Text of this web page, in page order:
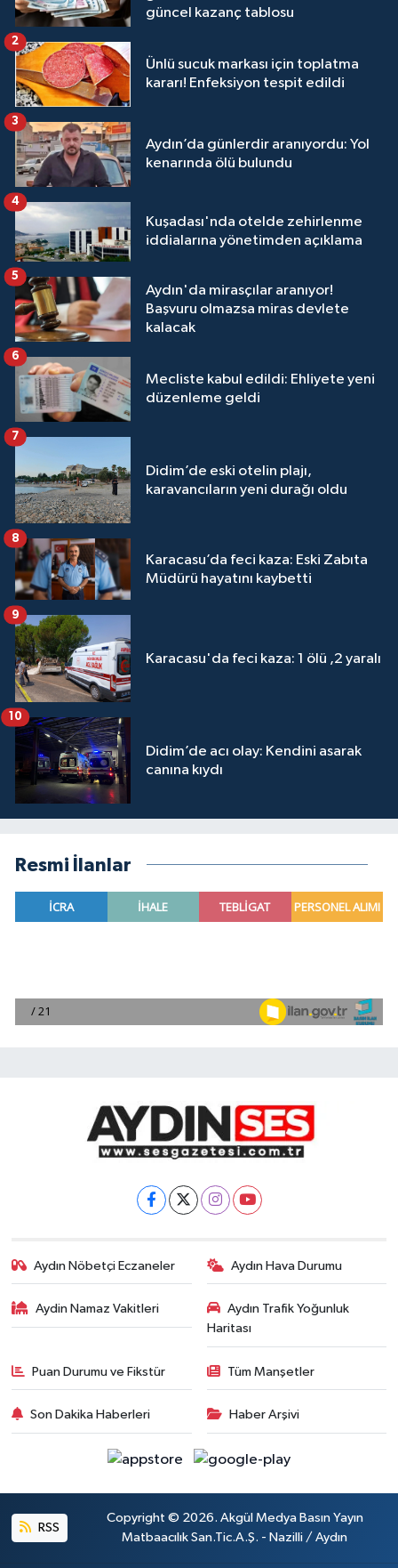
güncel kazanç tablosu
Ünlü sucuk markası için toplatma
kararı! Enfeksiyon tespit edildi
2
Aydın’da günlerdir aranıyordu: Yol
kenarında ölü bulundu
3
Kuşadası'nda otelde zehirlenme
iddialarına yönetimden açıklama
4
Aydın'da mirasçılar aranıyor!
Başvuru olmazsa miras devlete
kalacak
5
Mecliste kabul edildi: Ehliyete yeni
düzenleme geldi
6
Didim’de eski otelin plajı,
karavancıların yeni durağı oldu
7
Karacasu’da feci kaza: Eski Zabıta
Müdürü hayatını kaybetti
8
Karacasu'da feci kaza: 1 ölü ,2 yaralı
9
Didim’de acı olay: Kendini asarak
canına kıydı
10
Resmi İlanlar
Aydın Nöbetçi Eczaneler Aydın Hava Durumu
Aydin Namaz Vakitleri
Aydın Trafik Yoğunluk
Haritası
Puan Durumu ve Fikstür Tüm Manşetler
Son Dakika Haberleri Haber Arşivi
RSS
Copyright © 2026. Akgül Medya Basın Yayın
Matbaacılık San.Tic.A.Ş. - Nazilli / Aydın